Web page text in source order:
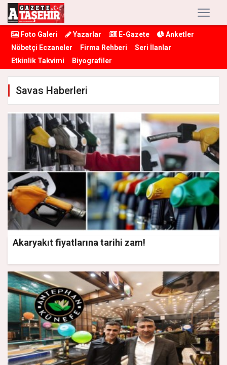
Foto Galeri Yazarlar E-Gazete
Anketler
Nöbetçi Eczaneler
Firma Rehberi
Seri İlanlar
Etkinlik Takvimi
Biyografiler
Savas Haberleri
Akaryakıt fiyatlarına tarihi zam!